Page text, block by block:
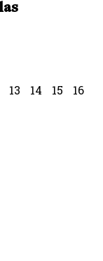
13 14 15
16